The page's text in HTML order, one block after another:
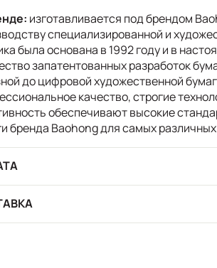
изготавливается под брендом
специализированной и
была основана в 1992 году и в
запатентованных разработок
до цифровой художественной
качество, строгие
обеспечивают высокие
бренда Baohong для самых различных